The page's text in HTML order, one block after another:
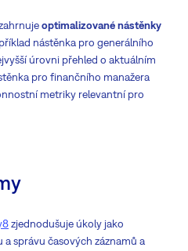
optimalizované nástěnky
nástěnka pro generálního
úrovni přehled o aktuálním
pro finančního manažera
metriky relevantní pro
zjednodušuje úkoly jako
správu časových záznamů a